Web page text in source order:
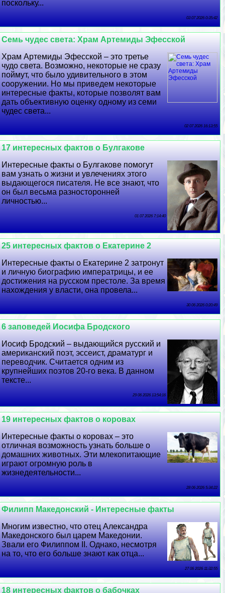
поскольку...
03 07 2026 0:35:42
Семь чудес света: Храм Артемиды Эфесской
Храм Артемиды Эфесской – это третье
чудо света. Возможно, некоторые не сразу
поймут, что было удивительного в этом
сооружении. Но мы приведем некоторые
интересные факты, которые позволят вам
дать объективную оценку одному из семи
чудес света...
02 07 2026 16:13:55
17 интересных фактов о Булгакове
Интересные факты о Булгакове помогут
вам узнать о жизни и увлечениях этого
выдающегося писателя. Не все знают, что
он был весьма разносторонней
личностью...
01 07 2026 7:14:40
25 интересных фактов о Екатерине 2
Интересные факты о Екатерине 2 затронут
и личную биографию императрицы, и ее
достижения на русском престоле. За время
нахождения у власти, она провела...
30 06 2026 0:20:49
6 заповедей Иосифа Бродского
Иосиф Бродский – выдающийся русский и
американский поэт, эссеист, драматург и
переводчик. Считается одним из
крупнейших поэтов 20-го века. В данном
тексте...
29 06 2026 13:54:16
19 интересных фактов о коровах
Интересные факты о коровах – это
отличная возможность узнать больше о
домашних животных. Эти млекопитающие
играют огромную роль в
жизнедеятельности...
28 06 2026 5:34:22
Филипп Македонский - Интересные факты
Многим известно, что отец Александра
Македонского был царем Македонии.
Звали его Филиппом II. Однако, несмотря
на то, что его больше знают как отца...
27 06 2026 11:32:55
18 интересных фактов о бабочках